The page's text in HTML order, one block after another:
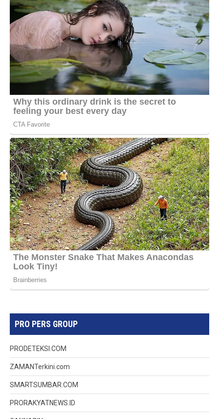
PRO PERS GROUP
PRODETEKSI.COM
ZAMANTerkini.com
SMARTSUMBAR.COM
PRORAKYATNEWS.ID